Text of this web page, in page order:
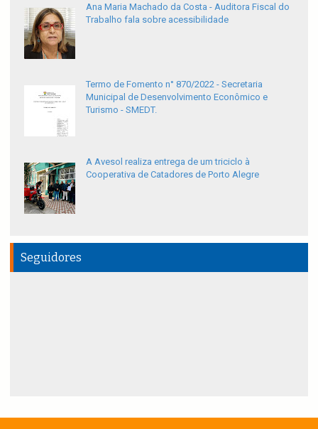
Ana Maria Machado da Costa - Auditora Fiscal do
Trabalho fala sobre acessibilidade
Termo de Fomento n° 870/2022 - Secretaria
Municipal de Desenvolvimento Econômico e
Turismo - SMEDT.
A Avesol realiza entrega de um triciclo à
Cooperativa de Catadores de Porto Alegre
Seguidores